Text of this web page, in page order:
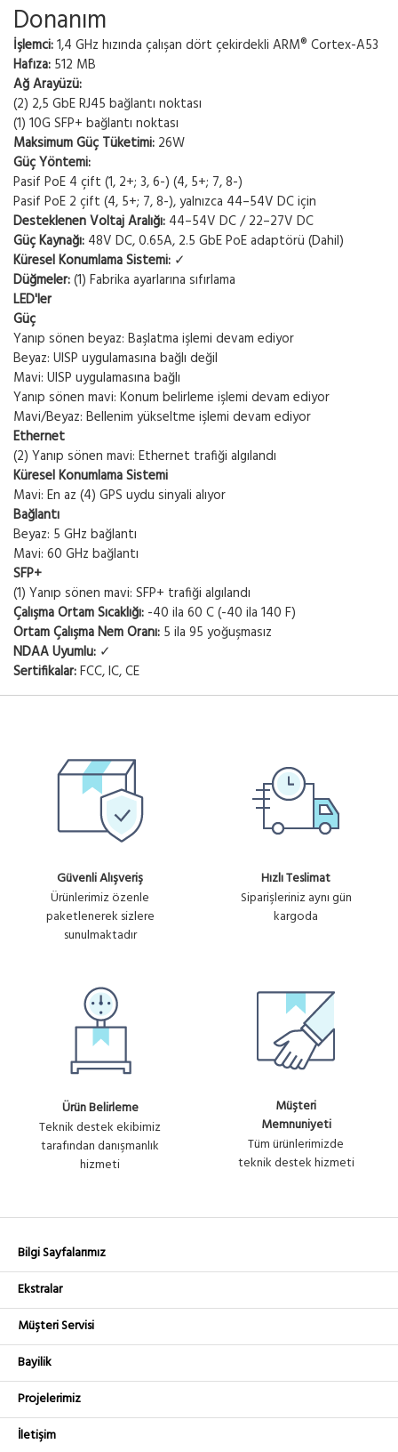
Donanım
İşlemci:1,4 GHz hızında çalışan dört çekirdekli ARM® Cortex-A53
Hafıza: 512 MB
Ağ Arayüzü:
(2) 2,5 GbE RJ45 bağlantı noktası
(1) 10G SFP+ bağlantı noktası
Maksimum Güç Tüketimi: 26W
Güç Yöntemi:
Pasif PoE 4 çift (1, 2+; 3, 6-) (4, 5+; 7, 8-)
Pasif PoE 2 çift (4, 5+; 7, 8-), yalnızca 44–54V DC için
Desteklenen Voltaj Aralığı: 44–54V DC / 22–27V DC
Güç Kaynağı: 48V DC, 0.65A, 2.5 GbE PoE adaptörü (Dahil)
Küresel Konumlama Sistemi: ✓
Düğmeler:(1) Fabrika ayarlarına sıfırlama
LED'ler
Güç
Yanıp sönen beyaz: Başlatma işlemi devam ediyor
Beyaz: UISP uygulamasına bağlı değil
Mavi: UISP uygulamasına bağlı
Yanıp sönen mavi: Konum belirleme işlemi devam ediyor
Mavi/Beyaz: Bellenim yükseltme işlemi devam ediyor
Ethernet
(2) Yanıp sönen mavi: Ethernet trafiği algılandı
Küresel Konumlama Sistemi
Mavi: En az (4) GPS uydu sinyali alıyor
Bağlantı
Beyaz: 5 GHz bağlantı
Mavi: 60 GHz bağlantı
SFP+
(1) Yanıp sönen mavi: SFP+ trafiği algılandı
Çalışma Ortam Sıcaklığı: -40 ila 60 C (-40 ila 140 F)
Ortam Çalışma Nem Oranı: 5 ila 95 yoğuşmasız
NDAA Uyumlu: ✓
Sertifikalar:FCC, IC, CE
Güvenli Alışveriş
Ürünlerimiz özenle
paketlenerek sizlere
sunulmaktadır
Hızlı Teslimat
Siparişleriniz aynı gün
kargoda
Ürün Belirleme
Teknik destek ekibimiz
tarafından danışmanlık
hizmeti
Müşteri
Memnuniyeti
Tüm ürünlerimizde
teknik destek hizmeti
Bilgi Sayfalarımız
Ekstralar
Müşteri Servisi
Bayilik
Projelerimiz
İletişim